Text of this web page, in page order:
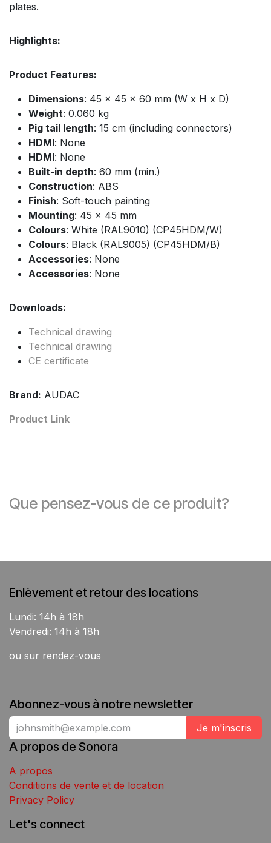
plates.
Highlights:
Product Features:
Dimensions: 45 x 45 x 60 mm (W x H x D)
Weight: 0.060 kg
Pig tail length: 15 cm (including connectors)
HDMI: None
HDMI: None
Built-in depth: 60 mm (min.)
Construction: ABS
Finish: Soft-touch painting
Mounting: 45 x 45 mm
Colours: White (RAL9010) (CP45HDM/W)
Colours: Black (RAL9005) (CP45HDM/B)
Accessories: None
Accessories: None
Downloads:
Technical drawing
Technical drawing
CE certificate
Brand: AUDAC
Product Link
Que pensez-vous de ce produit?
Enlèvement et retour des locations
Lundi: 14h à 18h
Vendredi: 14h à 18h
ou sur rendez-vous
Abonnez-vous à notre newsletter
Je m'inscris
A propos de Sonora
A propos
Conditions de vente et de location
Privacy Policy
Let's connect